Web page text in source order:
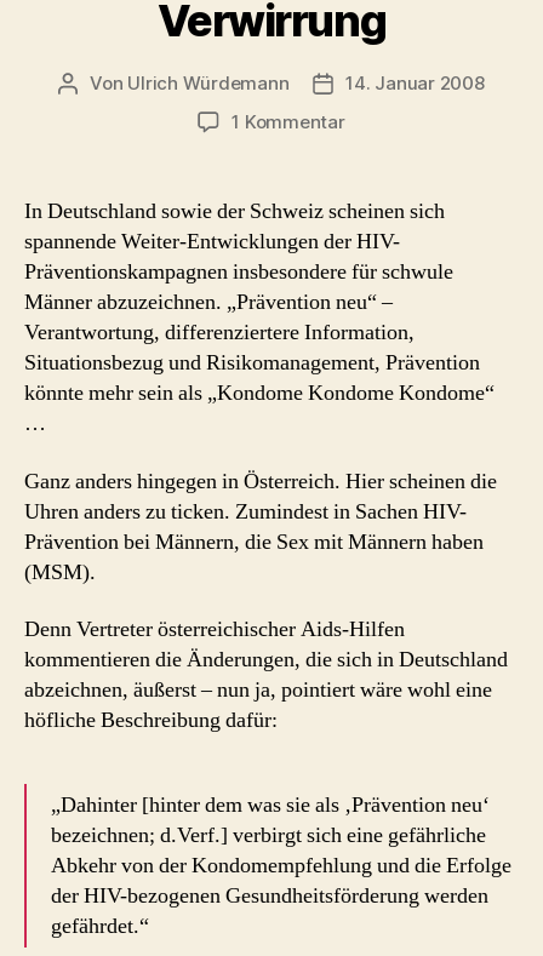
Verwirrung
Beitragsautor
Von Ulrich Würdemann Beitragsdatum
14. Januar 2008
1 Kommentarzu
Verwirrung
In Deutschland sowie der Schweiz scheinen sich
spannende Weiter-Entwicklungen der HIV-
Präventionskampagnen insbesondere für schwule
Männer abzuzeichnen. „Prävention neu“ –
Verantwortung, differenziertere Information,
Situationsbezug und Risikomanagement, Prävention
könnte mehr sein als „Kondome Kondome Kondome“
…
Ganz anders hingegen in Österreich. Hier scheinen die
Uhren anders zu ticken. Zumindest in Sachen HIV-
Prävention bei Männern, die Sex mit Männern haben
(MSM).
Denn Vertreter österreichischer Aids-Hilfen
kommentieren die Änderungen, die sich in Deutschland
abzeichnen, äußerst – nun ja, pointiert wäre wohl eine
höfliche Beschreibung dafür:
„Dahinter [hinter dem was sie als ‚Prävention neu‘
bezeichnen; d.Verf.] verbirgt sich eine gefährliche
Abkehr von der Kondomempfehlung und die Erfolge
der HIV-bezogenen Gesundheitsförderung werden
gefährdet.“